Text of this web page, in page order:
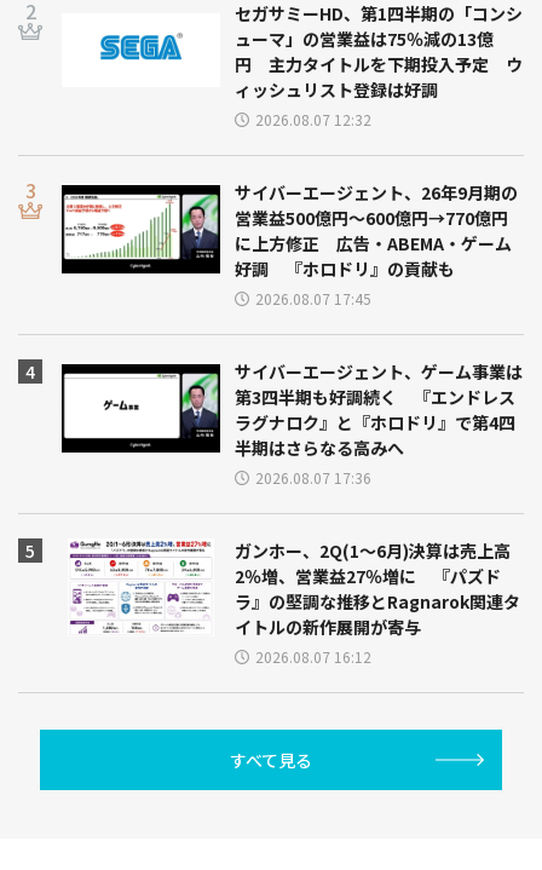
セガサミーHD、第1四半期の「コンシ
ューマ」の営業益は75％減の13億
円 主力タイトルを下期投入予定 ウ
ィッシュリスト登録は好調
2026.08.07 12:32
サイバーエージェント、26年9月期の
営業益500億円～600億円→770億円
に上方修正 広告・ABEMA・ゲーム
好調 『ホロドリ』の貢献も
2026.08.07 17:45
サイバーエージェント、ゲーム事業は
第3四半期も好調続く 『エンドレス
ラグナロク』と『ホロドリ』で第4四
半期はさらなる高みへ
2026.08.07 17:36
ガンホー、2Q(1～6月)決算は売上高
2％増、営業益27％増に 『パズド
ラ』の堅調な推移とRagnarok関連タ
イトルの新作展開が寄与
2026.08.07 16:12
すべて見る